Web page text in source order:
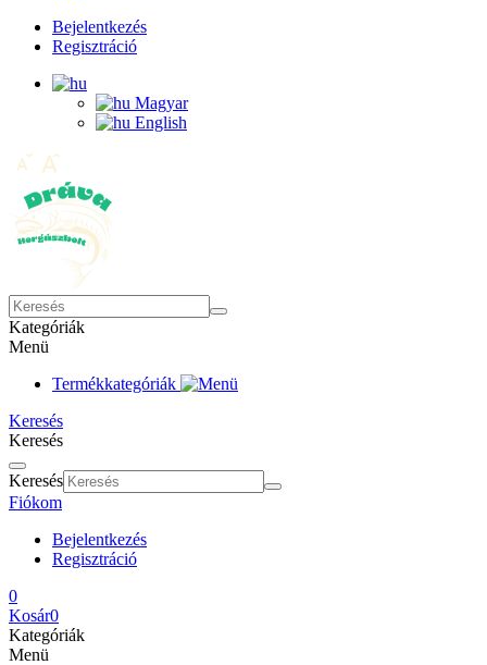
Bejelentkezés
Regisztráció
Magyar
English
Kategóriák
Menü
Termékkategóriák
Keresés
Keresés
Keresés
Fiókom
Bejelentkezés
Regisztráció
0
Kosár0
Kategóriák
Menü